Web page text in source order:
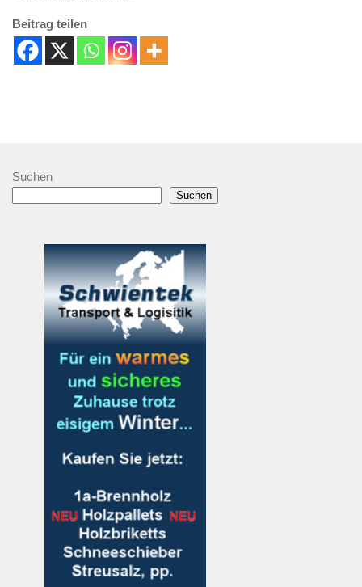
Beitrag teilen
Suchen
Suchen